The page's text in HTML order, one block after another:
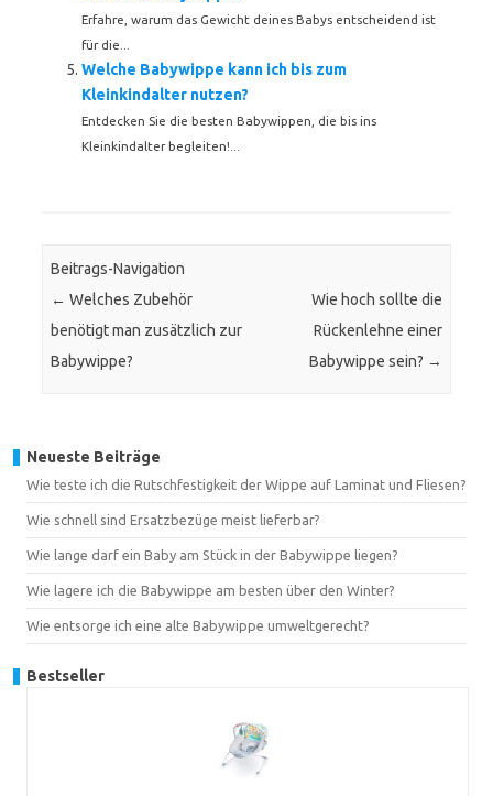
Erfahre, warum das Gewicht deines Babys entscheidend ist
für die...
Welche Babywippe kann ich bis zum
Kleinkindalter nutzen?
Entdecken Sie die besten Babywippen, die bis ins
Kleinkindalter begleiten!...
Beitrags-Navigation
← Welches Zubehör
benötigt man zusätzlich zur
Babywippe?
Wie hoch sollte die
Rückenlehne einer
Babywippe sein? →
Neueste Beiträge
Wie teste ich die Rutschfestigkeit der Wippe auf Laminat und Fliesen?
Wie schnell sind Ersatzbezüge meist lieferbar?
Wie lange darf ein Baby am Stück in der Babywippe liegen?
Wie lagere ich die Babywippe am besten über den Winter?
Wie entsorge ich eine alte Babywippe umweltgerecht?
Bestseller